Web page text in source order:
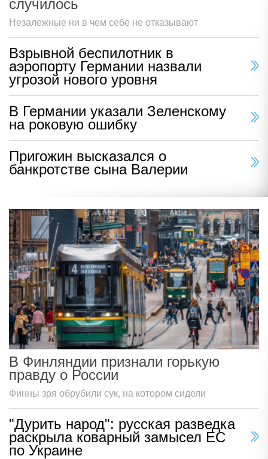
случилось
Незалежные ни в чем себе не отказывают
Взрывной беспилотник в
аэропорту Германии назвали
угрозой нового уровня
В Германии указали Зеленскому
на роковую ошибку
Пригожин высказался о
банкротстве сына Валерии
В Финляндии признали горькую
правду о России
Финны зря обрубили сук, на котором сидели
"Дурить народ": русская разведка
раскрыла коварный замысел ЕС
по Украине